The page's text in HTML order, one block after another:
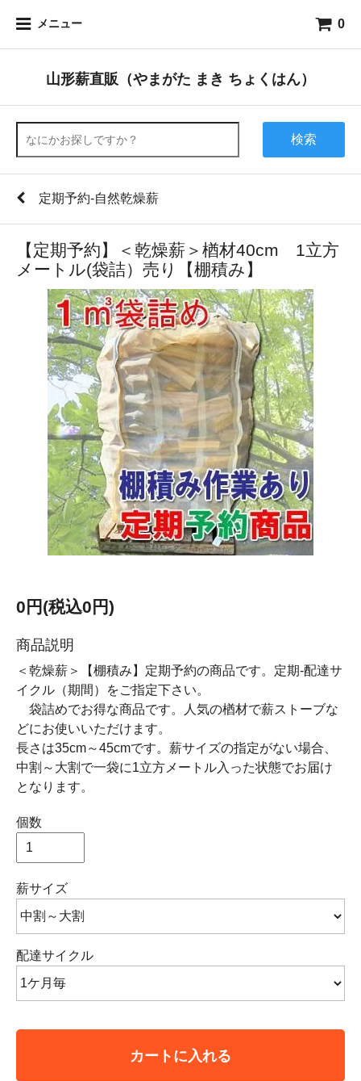
メニュー 0
山形薪直販（やまがた まき ちょくはん）
検索
定期予約-自然乾燥薪
【定期予約】＜乾燥薪＞楢材40cm 1立方
メートル(袋詰）売り【棚積み】
0円(税込0円)
商品説明
＜乾燥薪＞【棚積み】定期予約の商品です。定期-配達サ
イクル（期間）をご指定下さい。
袋詰めでお得な商品です。人気の楢材で薪ストーブな
どにお使いいただけます。
長さは35cm～45cmです。薪サイズの指定がない場合、
中割～大割で一袋に1立方メートル入った状態でお届け
となります。
個数
薪サイズ
配達サイクル
カートに入れる